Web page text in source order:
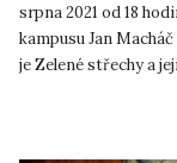
srpna 2021 od 18
kampusu Jan
je Zelené střechy a